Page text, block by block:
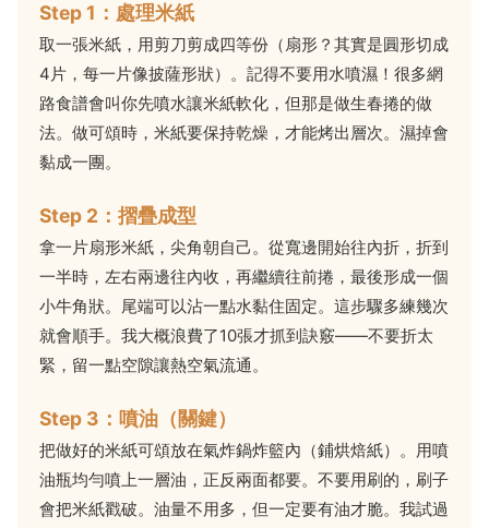
Step 1：處理米紙
取一張米紙，用剪刀剪成四等份（扇形？其實是圓形切成
4片，每一片像披薩形狀）。記得不要用水噴濕！很多網
路食譜會叫你先噴水讓米紙軟化，但那是做生春捲的做
法。做可頌時，米紙要保持乾燥，才能烤出層次。濕掉會
黏成一團。
Step 2：摺疊成型
拿一片扇形米紙，尖角朝自己。從寬邊開始往內折，折到
一半時，左右兩邊往內收，再繼續往前捲，最後形成一個
小牛角狀。尾端可以沾一點水黏住固定。這步驟多練幾次
就會順手。我大概浪費了10張才抓到訣竅——不要折太
緊，留一點空隙讓熱空氣流通。
Step 3：噴油（關鍵）
把做好的米紙可頌放在氣炸鍋炸籃內（鋪烘焙紙）。用噴
油瓶均勻噴上一層油，正反兩面都要。不要用刷的，刷子
會把米紙戳破。油量不用多，但一定要有油才脆。我試過